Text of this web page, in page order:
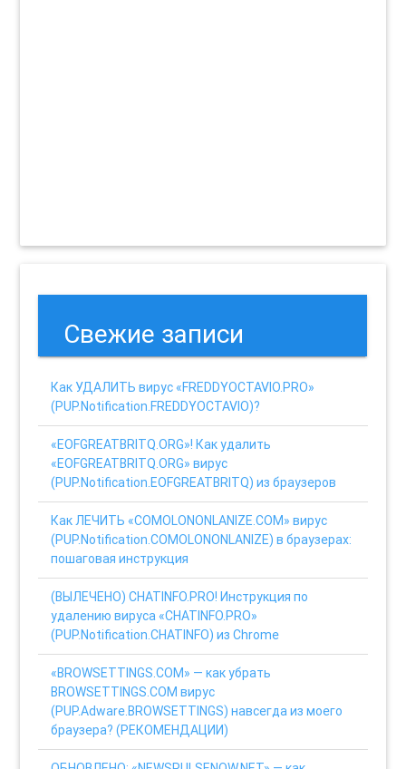
Свежие записи
Как УДАЛИТЬ вирус «FREDDYOCTAVIO.PRO»
(PUP.Notification.FREDDYOCTAVIO)?
«EOFGREATBRITQ.ORG»! Как удалить
«EOFGREATBRITQ.ORG» вирус
(PUP.Notification.EOFGREATBRITQ) из браузеров
Как ЛЕЧИТЬ «COMOLONONLANIZE.COM» вирус
(PUP.Notification.COMOLONONLANIZE) в браузерах:
пошаговая инструкция
(ВЫЛЕЧЕНО) CHATINFO.PRO! Инструкция по
удалению вируса «CHATINFO.PRO»
(PUP.Notification.CHATINFO) из Chrome
«BROWSETTINGS.COM» — как убрать
BROWSETTINGS.COM вирус
(PUP.Adware.BROWSETTINGS) навсегда из моего
браузера? (РЕКОМЕНДАЦИИ)